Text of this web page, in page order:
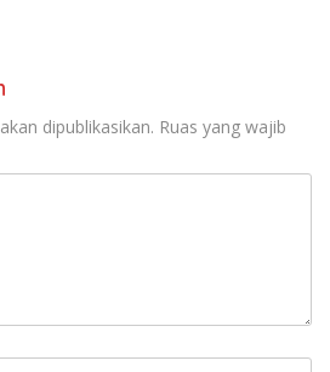
dipublikasikan. Ruas yang wajib